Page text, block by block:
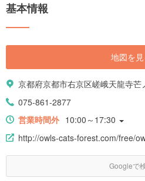
基本情報
地図を見
京都府京都市右京区嵯峨天龍寺芒
075-861-2877
営業時間外 10:00～17:30
http://owls-cats-forest.com/free/
Googleで